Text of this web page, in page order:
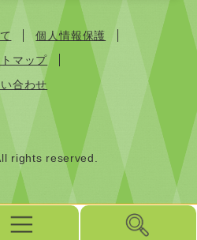
個人情報保護
マップ
合わせ
rights reserved.